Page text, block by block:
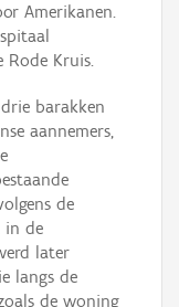
Amerikanen.
Rode Kruis.
barakken
aannemers,
de
in de
later
langs de
de woning